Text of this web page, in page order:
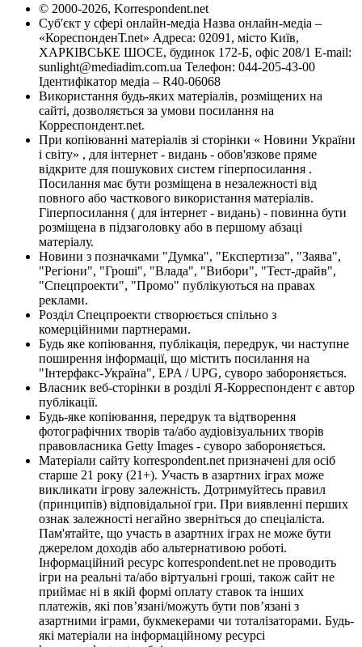
© 2000-2026, Korrespondent.net
Суб'єкт у сфері онлайн-медіа Назва онлайн-медіа –
«КореспонденТ.net» Адреса: 02091, місто Київ,
ХАРКІВСЬКЕ ШОСЕ, будинок 172-Б, офіс 208/1 E-mail:
sunlight@mediadim.com.ua Телефон: 044-205-43-00
Ідентифікатор медіа – R40-06068
Використання будь-яких матеріалів, розміщених на
сайті, дозволяється за умови посилання на
Корреспондент.net.
При копіюванні матеріалів зі сторінки « Новини України
і світу» , для інтернет - видань - обов'язкове пряме
відкрите для пошукових систем гіперпосилання .
Посилання має бути розміщена в незалежності від
повного або часткового використання матеріалів.
Гіперпосилання ( для інтернет - видань) - повинна бути
розміщена в підзаголовку або в першому абзаці
матеріалу.
Новини з позначками "Думка", "Експертиза", "Заява",
"Регіони", "Гроші", "Влада", "Вибори", "Тест-драйв",
"Спецпроекти", "Промо" публікуються на правах
реклами.
Розділ Спецпроекти створюється спільно з
комерційними партнерами.
Будь яке копіювання, публікація, передрук, чи наступне
поширення інформації, що містить посилання на
"Інтерфакс-Україна", EPA / UPG, суворо забороняється.
Власник веб-сторінки в розділі Я-Корреспондент є автор
публікації.
Будь-яке копіювання, передрук та відтворення
фотографічних творів та/або аудіовізуальних творів
правовласника Getty Images - суворо забороняється.
Матеріали сайту korrespondent.net призначені для осіб
старше 21 року (21+). Участь в азартних іграх може
викликати ігрову залежність. Дотримуйтесь правил
(принципів) відповідальної гри. При виявленні перших
ознак залежності негайно зверніться до спеціаліста.
Пам'ятайте, що участь в азартних іграх не може бути
джерелом доходів або альтернативою роботі.
Інформаційний ресурс korrespondent.net не проводить
ігри на реальні та/або віртуальні гроші, також сайт не
приймає ні в якій формі оплату ставок та інших
платежів, які пов’язані/можуть бути пов’язані з
азартними іграми, букмекерами чи тоталізаторами. Будь-
які матеріали на інформаційному ресурсі